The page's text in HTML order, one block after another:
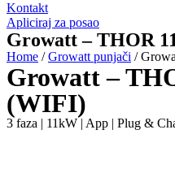
Kontakt
Apliciraj za posao
Growatt – THOR
Home /Growatt punjači /
Growatt –
(WIFI)
3 faza | 11kW | App | Plug &